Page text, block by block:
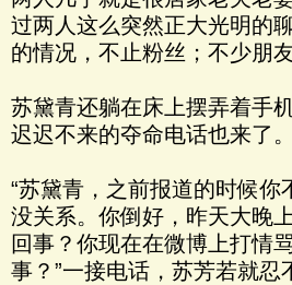
过两人这么突然正大光明的
的情况，不止粉丝；不少朋
苏黛青还躺在床上摆弄着手
迟迟不来的夺命电话也来了。
“苏黛青，之前报道的时候你
没关系。你倒好，昨天大晚
回事？你现在在微博上打情
事？”一接电话，苏芳若就忍